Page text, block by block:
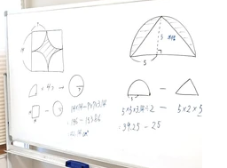
高校生 中学入試
冬期講習 春期講習